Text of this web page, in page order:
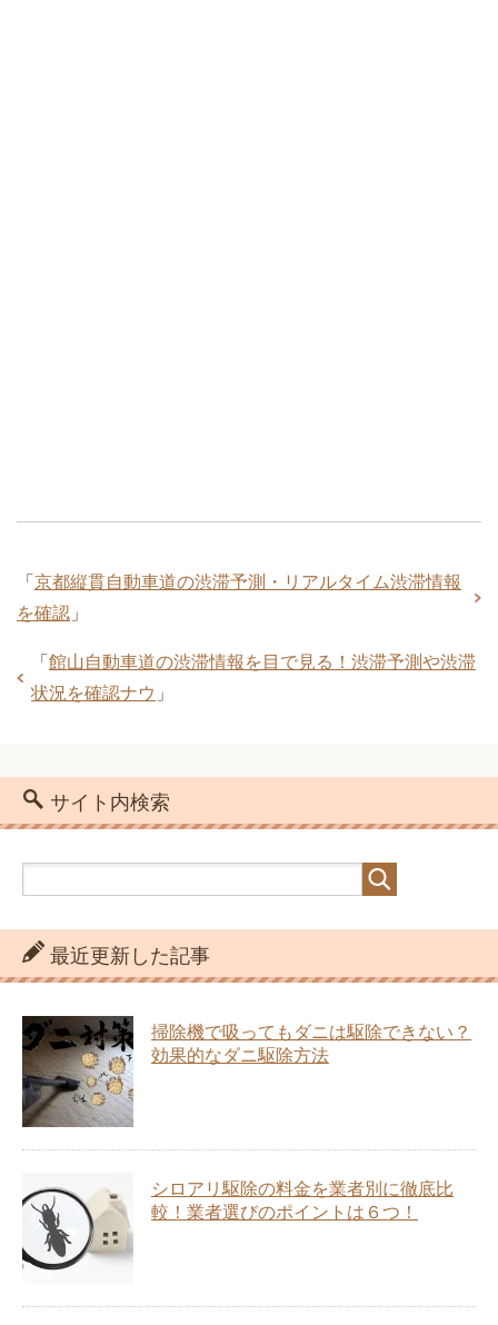
「 京都縦貫自動車道の渋滞予測・リアルタイム渋滞情報
を確認 」
「 館山自動車道の渋滞情報を目で見る！渋滞予測や渋滞
状況を確認ナウ 」
サイト内検索
最近更新した記事
掃除機で吸ってもダニは駆除できない？
効果的なダニ駆除方法
シロアリ駆除の料金を業者別に徹底比
較！業者選びのポイントは６つ！